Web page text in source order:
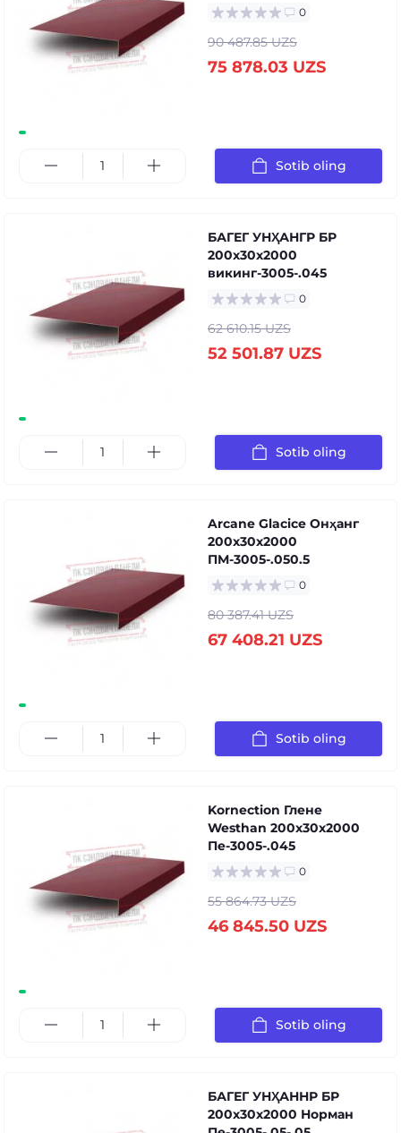
0
90 487.85 UZS
75 878.03 UZS
Sotib oling
БАГЕГ УНҲАНГР БР
200x30x2000
викинг-3005-.045
0
62 610.15 UZS
52 501.87 UZS
Sotib oling
Arcane Glacice Онҳанг
200x30x2000
ПМ-3005-.050.5
0
80 387.41 UZS
67 408.21 UZS
Sotib oling
Kornection Глене
Westhan 200x30x2000
Пе-3005-.045
0
55 864.73 UZS
46 845.50 UZS
Sotib oling
БАГЕГ УНҲАННР БР
200x30x2000 Норман